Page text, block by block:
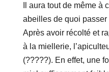
Il aura tout de même
abeilles de quoi
Après avoir récolté et
à la miellerie,
(?????). En effet, une